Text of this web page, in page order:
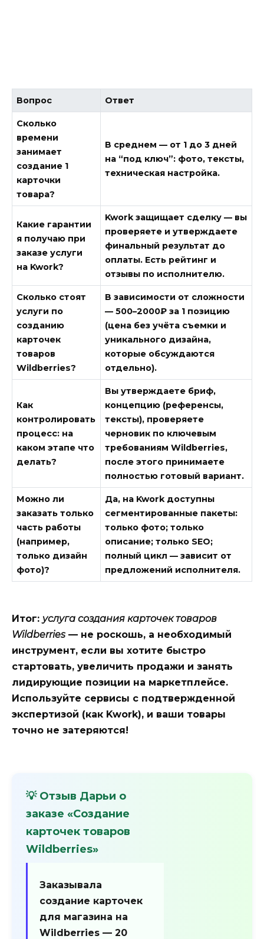
Вопрос Ответ
Сколько
времени
занимает
создание 1
карточки
товара?
В среднем — от 1 до 3 дней
на “под ключ”: фото, тексты,
техническая настройка.
Какие гарантии
я получаю при
заказе услуги
на Kwork?
Kwork защищает сделку — вы
проверяете и утверждаете
финальный результат до
оплаты. Есть рейтинг и
отзывы по исполнителю.
Сколько стоят
услуги по
созданию
карточек
товаров
Wildberries?
В зависимости от сложности
— 500–2000₽ за 1 позицию
(цена без учёта съемки и
уникального дизайна,
которые обсуждаются
отдельно).
Как
контролировать
процесс: на
каком этапе что
делать?
Вы утверждаете бриф,
концепцию (референсы,
тексты), проверяете
черновик по ключевым
требованиям Wildberries,
после этого принимаете
полностью готовый вариант.
Можно ли
заказать только
часть работы
(например,
только дизайн
фото)?
Да, на Kwork доступны
сегментированные пакеты:
только фото; только
описание; только SEO;
полный цикл — зависит от
предложений исполнителя.
Итог: услуга создания карточек товаров
Wildberries — не роскошь, а необходимый
инструмент, если вы хотите быстро
стартовать, увеличить продажи и занять
лидирующие позиции на маркетплейсе.
Используйте сервисы с подтвержденной
экспертизой (как Kwork), и ваши товары
точно не затеряются!
💡 Отзыв Дарьи о
заказе «Создание
карточек товаров
Wildberries»
Заказывала
создание карточек
для магазина на
Wildberries — 20